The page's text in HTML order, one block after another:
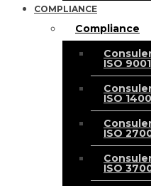
COMPLIANCE
Compliance
ISO 9001
ISO
ISO
ISO